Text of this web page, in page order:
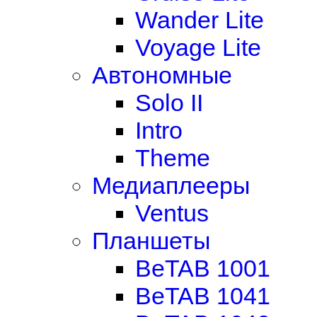
Wander Lite
Voyage Lite
Автономные
Solo II
Intro
Theme
Медиаплееры
Ventus
Планшеты
BeTAB 1001
BeTAB 1041